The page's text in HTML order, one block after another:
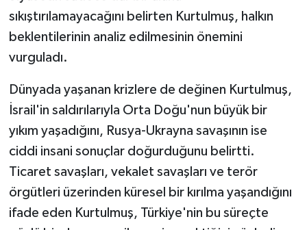
sıkıştırılamayacağını belirten Kurtulmuş, halkın
beklentilerinin analiz edilmesinin önemini
vurguladı.
Dünyada yaşanan krizlere de değinen Kurtulmuş,
İsrail'in saldırılarıyla Orta Doğu'nun büyük bir
yıkım yaşadığını, Rusya-Ukrayna savaşının ise
ciddi insani sonuçlar doğurduğunu belirtti.
Ticaret savaşları, vekalet savaşları ve terör
örgütleri üzerinden küresel bir kırılma yaşandığını
ifade eden Kurtulmuş, Türkiye'nin bu süreçte